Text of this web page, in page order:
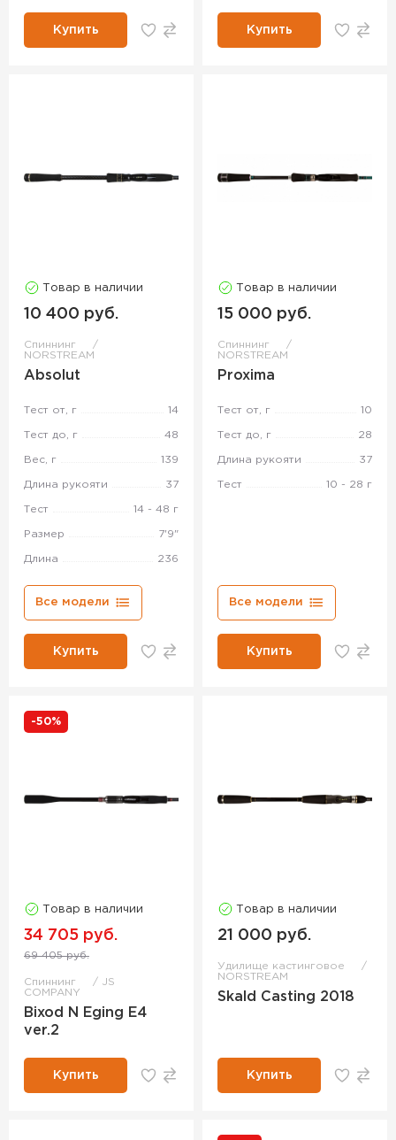
Купить Купить
Товар в наличии
10 400 руб.
Спиннинг
NORSTREAM
Absolut
Тест от, г 14
Тест до, г 48
Вес, г 139
Длина рукояти 37
Тест 14 - 48 г
Размер 7'9"
Длина 236
Все модели
Купить
Товар в наличии
15 000 руб.
Спиннинг
NORSTREAM
Proxima
Тест от, г 10
Тест до, г 28
Длина рукояти 37
Тест 10 - 28 г
Все модели
Купить
-50%
Товар в наличии
34 705 руб.
69 405 руб.
Спиннинг
JS
COMPANY
Bixod N Eging E4
ver.2
Купить
Товар в наличии
21 000 руб.
Удилище кастинговое
NORSTREAM
Skald Casting 2018
Купить